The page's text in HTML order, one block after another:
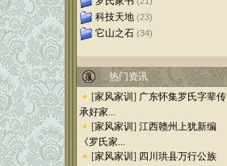
科技天地 (23)
它山之石 (34)
热门资讯
[家风家训 ] 广东怀集罗氏字辈传
承好家...
[家风家训 ] 江西赣州上犹新编
《罗氏家...
[家风家训 ] 四川珙县万行公族